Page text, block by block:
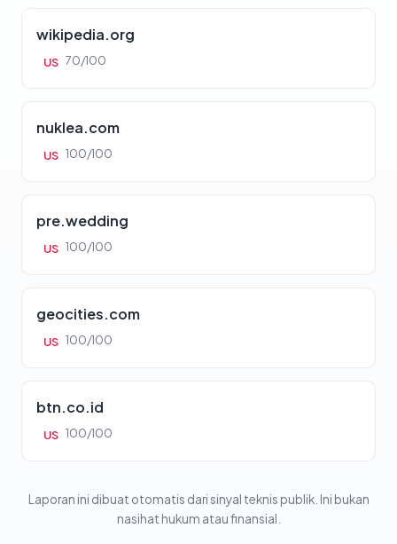
wikipedia.org
US 70/100
nuklea.com
US 100/100
pre.wedding
US 100/100
geocities.com
US 100/100
btn.co.id
US 100/100
Laporan ini dibuat otomatis dari sinyal teknis publik. Ini bukan
nasihat hukum atau finansial.